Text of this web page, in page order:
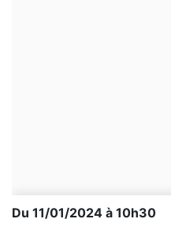
Du 11/01/2024 à 10h30